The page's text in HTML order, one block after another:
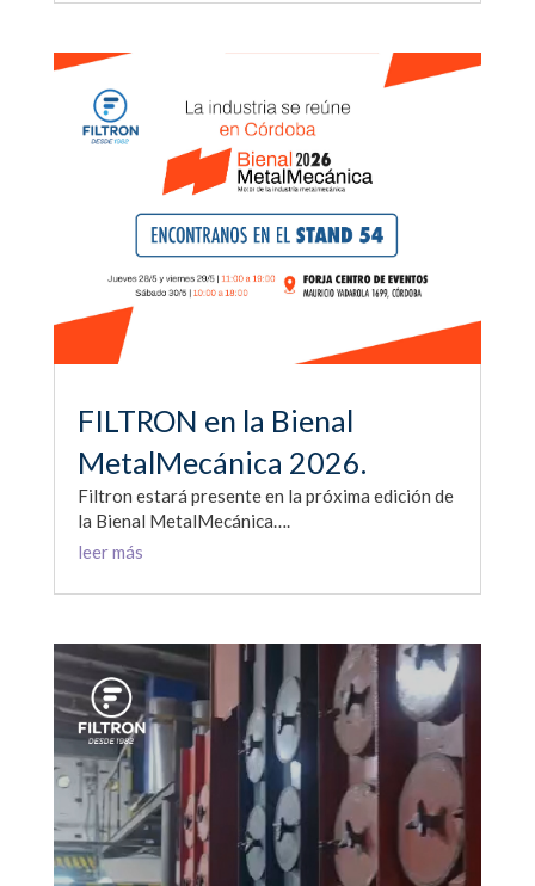
FILTRON en la Bienal
MetalMecánica 2026.
Filtron estará presente en la próxima edición de
la Bienal MetalMecánica….
leer más